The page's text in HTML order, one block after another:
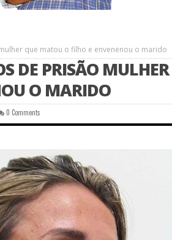
que matou o filho e envenenou o marido
DE PRISÃO
O MARIDO
0 Comments